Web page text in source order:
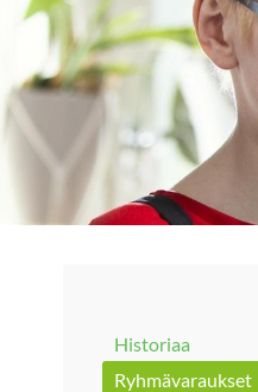
Historiaa
Ryhmävaraukset